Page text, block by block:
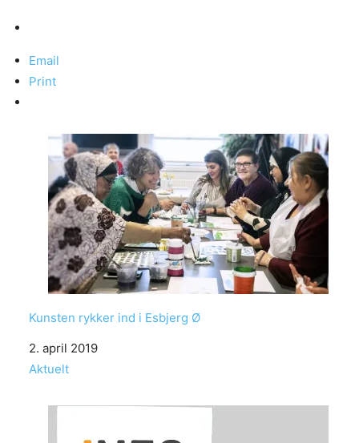
Email
Print
Kunsten rykker ind i Esbjerg Ø
Date
2. april 2019
In relation to
Aktuelt